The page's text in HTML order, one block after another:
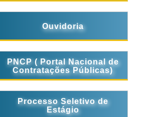
Ouvidoria
PNCP ( Portal Nacional de
Contratações Públicas)
Processo Seletivo de
Estágio